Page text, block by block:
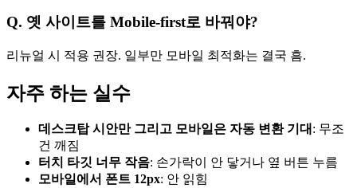
Q. 옛 사이트를 Mobile-first로 바꿔야?
리뉴얼 시 적용 권장. 일부만 모바일 최적화는 결국 흠.
자주 하는 실수
데스크탑 시안만 그리고 모바일은 자동 변환 기대 : 무조
건 깨짐
터치 타깃 너무 작음: 손가락이 안 닿거나 옆 버튼 누름
모바일에서 폰트 12px: 안 읽힘